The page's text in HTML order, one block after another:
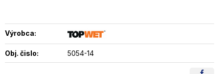
Výrobca:
Obj. čislo: 5054-14